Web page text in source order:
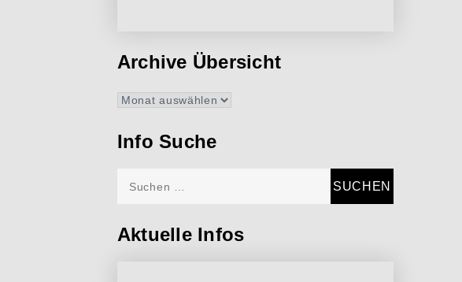
Archive Übersicht
Archive
Info Suche
Aktuelle Infos